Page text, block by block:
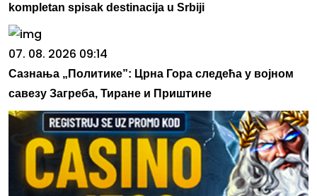
kompletan spisak destinacija u Srbiji
07. 08. 2026 09:14
Сазнања „Политике”: Црна Гора следећа у војном
савезу Загреба, Тиране и Приштине